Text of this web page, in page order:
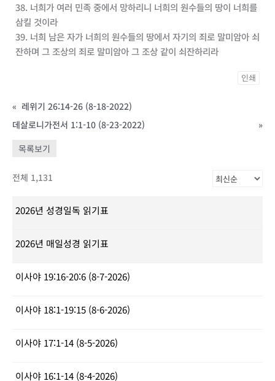
38. 너희가 여러 민족 중에서 망하리니 너희의 원수들의 땅이 너희를
삼킬 것이라
39. 너희 남은 자가 너희의 원수들의 땅에서 자기의 죄로 말미암아 쇠
잔하며 그 조상의 죄로 말미암아 그 조상 같이 쇠잔하리라
인쇄
« 레위기 26:14-26 (8-18-2022)
데살로니가전서 1:1-10 (8-23-2022)
»
목록보기
전체 1,131
2026년 성경일독 읽기표
2026년 매일성경 읽기표
이사야 19:16-20:6 (8-7-2026)
이사야 18:1-19:15 (8-6-2026)
이사야 17:1-14 (8-5-2026)
이사야 16:1-14 (8-4-2026)